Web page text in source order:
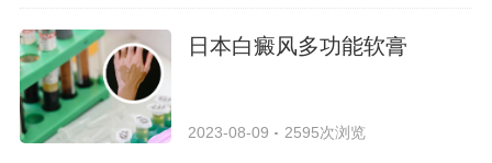
日本白癜风多功能软膏
2023-08-09 2595次浏览